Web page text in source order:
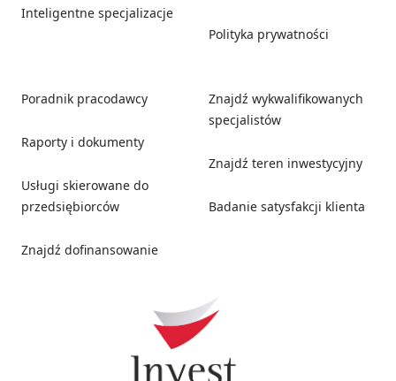
Inteligentne specjalizacje
Polityka prywatności
Poradnik pracodawcy
Raporty i dokumenty
Usługi skierowane do
przedsiębiorców
Znajdź dofinansowanie
Znajdź wykwalifikowanych
specjalistów
Znajdź teren inwestycyjny
Badanie satysfakcji klienta